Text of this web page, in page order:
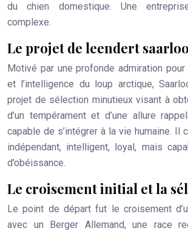
du chien domestique. Une
complexe.
Le projet de leendert
Motivé par une profonde admiration pour
et l’intelligence du loup arctique,
projet de sélection minutieux visant à
d’un tempérament et d’une allure
capable de s’intégrer à la vie humaine. Il
indépendant, intelligent, loyal, mais
d’obéissance.
Le croisement initial et la
Le point de départ fut le croisement
avec un Berger Allemand, une race